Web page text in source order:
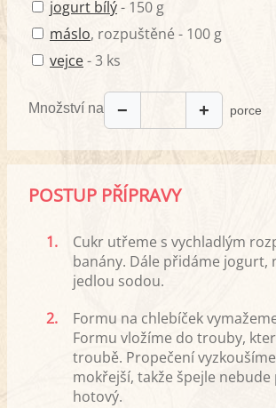
jogurt bílý- 150 g
máslo, rozpuštěné - 100 g
vejce- 3 ks
Množství na − + porce
POSTUP PŘÍPRAVY
1.
Cukr utřeme s vychladlým
banány. Dále přidáme jogurt,
jedlou sodou.
2.
Formu na chlebíček
Formu vložíme do trouby,
troubě. Propečení
mokřejší, takže špejle
hotový.